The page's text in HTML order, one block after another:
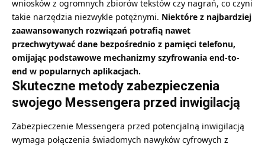
wniosków z ogromnych zbiorów tekstów czy nagrań, co czyni
takie narzędzia niezwykle potężnymi. Niektóre z najbardziej
zaawansowanych rozwiązań potrafią nawet
przechwytywać dane bezpośrednio z pamięci telefonu,
omijając podstawowe mechanizmy szyfrowania end-to-
end w popularnych aplikacjach.
Skuteczne metody zabezpieczenia
swojego Messengera przed inwigilacją
Zabezpieczenie Messengera przed potencjalną inwigilacją
wymaga połączenia świadomych nawyków cyfrowych z